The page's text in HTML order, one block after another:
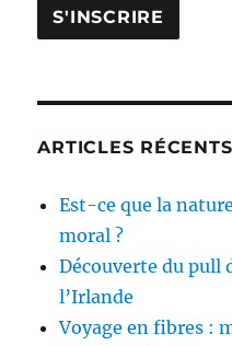
ARTICLES RÉCENTS
Est-ce que la
moral ?
Découverte du pull
l’Irlande
Voyage en fibres :